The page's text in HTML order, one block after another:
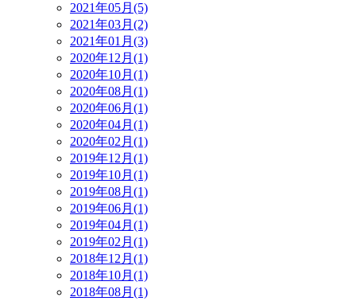
2021年05月(5)
2021年03月(2)
2021年01月(3)
2020年12月(1)
2020年10月(1)
2020年08月(1)
2020年06月(1)
2020年04月(1)
2020年02月(1)
2019年12月(1)
2019年10月(1)
2019年08月(1)
2019年06月(1)
2019年04月(1)
2019年02月(1)
2018年12月(1)
2018年10月(1)
2018年08月(1)